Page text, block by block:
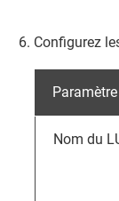
Configurez
Paramètre
Nom du